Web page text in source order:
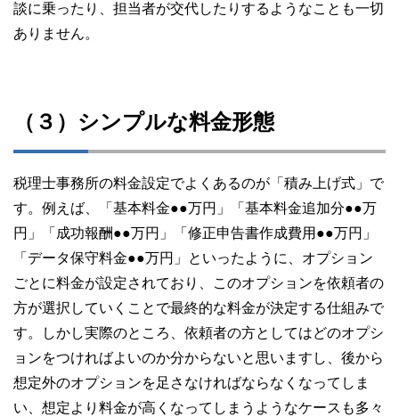
談に乗ったり、担当者が交代したりするようなことも一切
ありません。
（３） シンプルな料金形態
税理士事務所の料金設定でよくあるのが「積み上げ式」で
す。例えば、「基本料金●●万円」「基本料金追加分●●万
円」「成功報酬●●万円」「修正申告書作成費用●●万円」
「データ保守料金●●万円」といったように、オプション
ごとに料金が設定されており、このオプションを依頼者の
方が選択していくことで最終的な料金が決定する仕組みで
す。しかし実際のところ、依頼者の方としてはどのオプシ
ョンをつければよいのか分からないと思いますし、後から
想定外のオプションを足さなければならなくなってしま
い、想定より料金が高くなってしまうようなケースも多々